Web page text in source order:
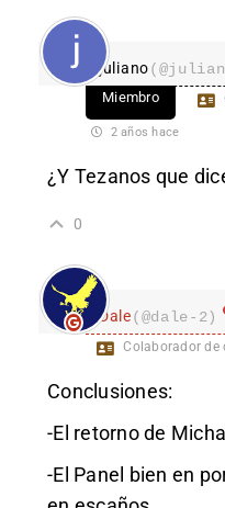
juliano
Miembro
2 años hace
¿Y Tezanos que
0
Dale(@dale-2)
Colaborador de
Conclusiones:
-El retorno de
-El Panel bien en